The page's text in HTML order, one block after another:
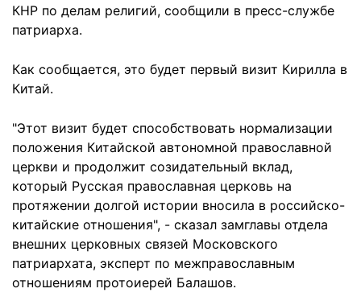
КНР по делам религий, сообщили в пресс-службе
патриарха.
Как сообщается, это будет первый визит Кирилла в
Китай.
"Этот визит будет способствовать нормализации
положения Китайской автономной православной
церкви и продолжит созидательный вклад,
который Русская православная церковь на
протяжении долгой истории вносила в российско-
китайские отношения", - сказал замглавы отдела
внешних церковных связей Московского
патриархата, эксперт по межправославным
отношениям протоиерей Балашов.